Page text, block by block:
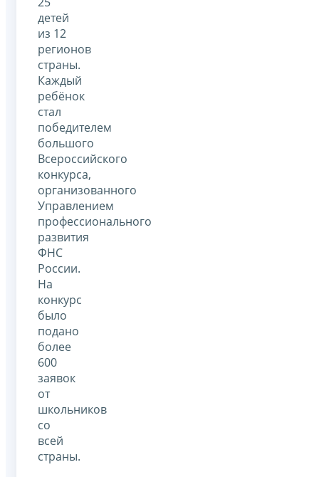
детей
из 12
регионов
страны.
Каждый
ребёнок
стал
победителем
большого
Всероссийского
конкурса,
организованного
Управлением
профессионального
развития
ФНС
России.
На
конкурс
было
подано
более
600
заявок
от
школьников
со
всей
страны.